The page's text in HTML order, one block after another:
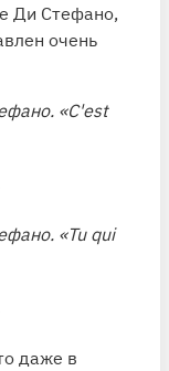
Ди Стефано,
очень
«C'est
«Tu qui
даже в